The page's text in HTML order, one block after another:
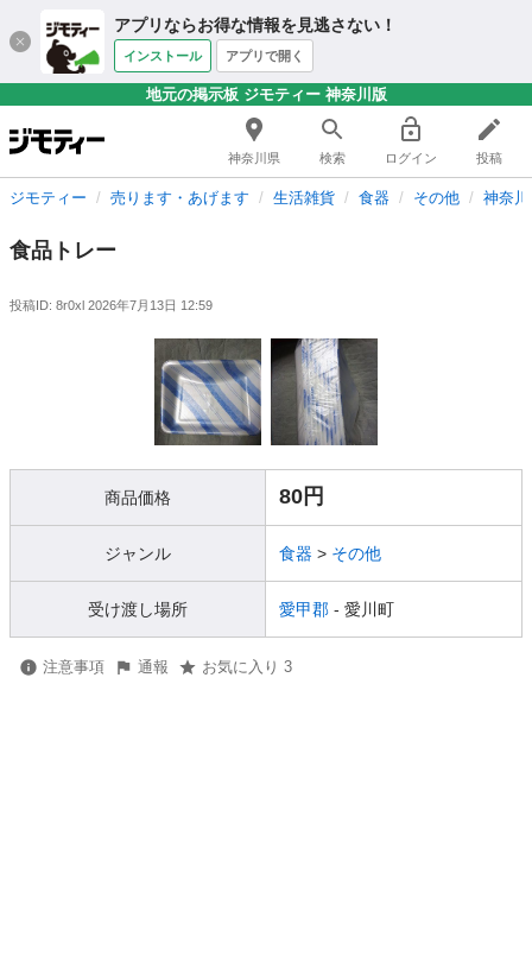
アプリならお得な情報を見逃さない！
インストール アプリで開く
地元の掲示板 ジモティー 神奈川版
神奈川県 検索 ログイン 投稿
ジモティー 売ります・あげます 生活雑貨 食器 その他 神奈
食品トレー
投稿ID: 8r0xl 2026年7月13日 12:59
商品価格 80円
ジャンル 食器 > その他
受け渡し場所 愛甲郡 - 愛川町
注意事項 通報 お気に入り 3